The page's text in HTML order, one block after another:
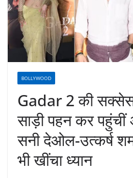
BOLLYWOOD
Gadar 2 की सक्सेस
साड़ी पहन कर पहुंचीं
सनी देओल-उत्कर्ष
भी खींचा ध्यान